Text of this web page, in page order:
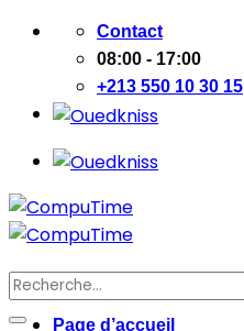
Passer
contenu
Contact
08:00 - 17:00
+213 550 10 30 15
Page d’accueil
Recherche
pour :